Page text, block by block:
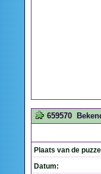
659570
Plaats van de
Datum: